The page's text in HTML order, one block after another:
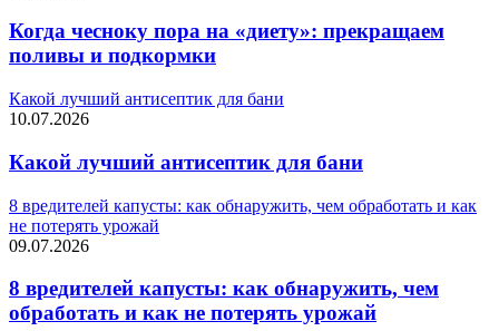
Когда чесноку пора на «диету»: прекращаем
поливы и подкормки
Какой лучший антисептик для бани
10.07.2026
Какой лучший антисептик для бани
8 вредителей капусты: как обнаружить, чем обработать и как
не потерять урожай
09.07.2026
8 вредителей капусты: как обнаружить, чем
обработать и как не потерять урожай